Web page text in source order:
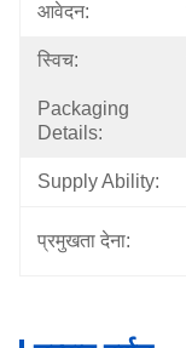
आवेदन:
स्विच:
Packaging
Details:
Supply Ability:
प्रमुखता देना: